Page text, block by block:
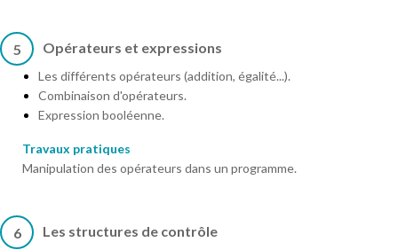
5 Opérateurs et expressions
Les différents opérateurs (addition, égalité...).
Combinaison d'opérateurs.
Expression booléenne.
Travaux pratiques
Manipulation des opérateurs dans un programme.
6 Les structures de contrôle